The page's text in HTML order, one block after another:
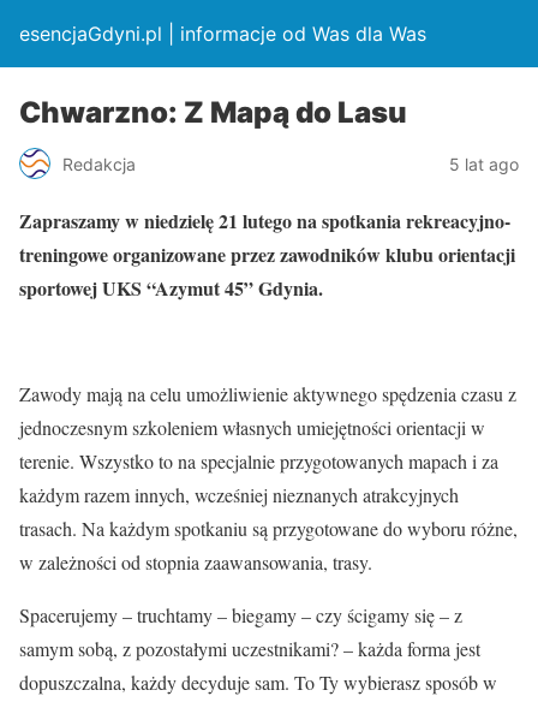
esencjaGdyni.pl | informacje od Was dla Was
Chwarzno: Z Mapą do Lasu
Redakcja 5 lat ago
Zapraszamy w niedzielę 21 lutego na spotkania rekreacyjno-
treningowe organizowane przez zawodników klubu orientacji
sportowej UKS “Azymut 45” Gdynia.
Zawody mają na celu umożliwienie aktywnego spędzenia czasu z
jednoczesnym szkoleniem własnych umiejętności orientacji w
terenie. Wszystko to na specjalnie przygotowanych mapach i za
każdym razem innych, wcześniej nieznanych atrakcyjnych
trasach. Na każdym spotkaniu są przygotowane do wyboru różne,
w zależności od stopnia zaawansowania, trasy.
Spacerujemy – truchtamy – biegamy – czy ścigamy się – z
samym sobą, z pozostałymi uczestnikami? – każda forma jest
dopuszczalna, każdy decyduje sam. To Ty wybierasz sposób w